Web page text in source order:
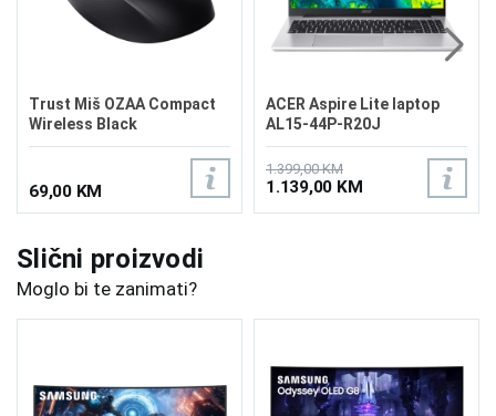
Trust Miš OZAA Compact
Wireless Black
69,00 KM
ACER Aspire Lite laptop
AL15-44P-R20J
1.399,00 KM
1.139,00 KM
Slični proizvodi
Moglo bi te zanimati?